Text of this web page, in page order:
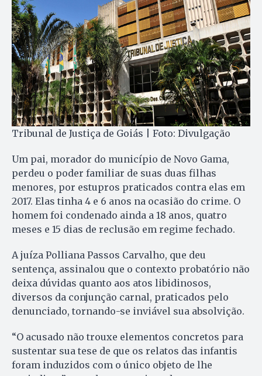
Tribunal de Justiça de Goiás | Foto: Divulgação
Um pai, morador do município de Novo Gama,
perdeu o poder familiar de suas duas filhas
menores, por estupros praticados contra elas em
2017. Elas tinha 4 e 6 anos na ocasião do crime. O
homem foi condenado ainda a 18 anos, quatro
meses e 15 dias de reclusão em regime fechado.
A juíza Polliana Passos Carvalho, que deu
sentença, assinalou que o contexto probatório não
deixa dúvidas quanto aos atos libidinosos,
diversos da conjunção carnal, praticados pelo
denunciado, tornando-se inviável sua absolvição.
“O acusado não trouxe elementos concretos para
sustentar sua tese de que os relatos das infantis
foram induzidos com o único objeto de lhe